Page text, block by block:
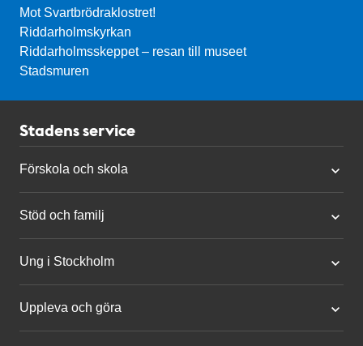
Mot Svartbrödraklostret!
Riddarholmskyrkan
Riddarholmsskeppet – resan till museet
Stadsmuren
Stadens service
Förskola och skola
Stöd och familj
Ung i Stockholm
Uppleva och göra